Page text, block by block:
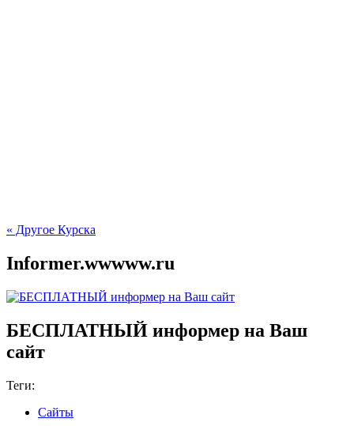
« Другое Курска
Informer.wwwww.ru
БЕСПЛАТНЫЙ информер на Ваш
сайт
Теги:
Сайты